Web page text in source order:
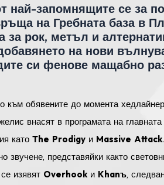
запомнящите се за
на Гребната база в
за рок, метъл и
на нови
си фенове мащабно
към обявените до момента
внасят в програмата на
като The Prodigy и Massive Attack
представяйки както
изявят Overhook и Khanъ,